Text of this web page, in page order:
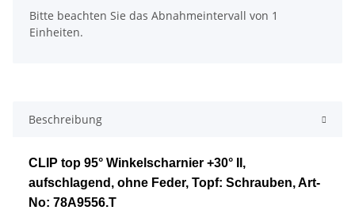
Bitte beachten Sie das Abnahmeintervall von 1
Einheiten.
Beschreibung
CLIP top 95° Winkelscharnier +30° II,
aufschlagend, ohne Feder, Topf: Schrauben, Art-
No: 78A9556.T